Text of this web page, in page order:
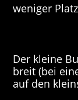
weniger
Der kleine
breit (bei
auf den